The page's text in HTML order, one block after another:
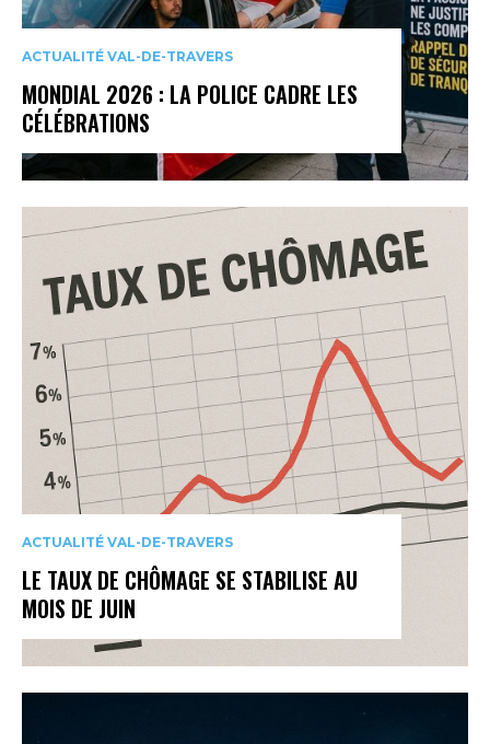
ACTUALITÉ VAL-DE-TRAVERS
MONDIAL 2026 : LA POLICE CADRE LES
CÉLÉBRATIONS
ACTUALITÉ VAL-DE-TRAVERS
LE TAUX DE CHÔMAGE SE STABILISE AU
MOIS DE JUIN